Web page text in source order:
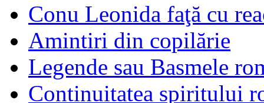
Conu Leonida faţă cu
Amintiri din copilărie
Legende sau Basmele
Continuitatea spiritului